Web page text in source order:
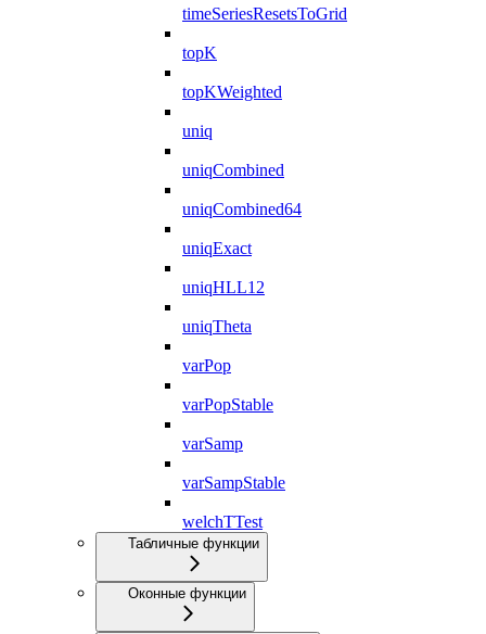
timeSeriesResetsToGrid
topK
topKWeighted
uniq
uniqCombined
uniqCombined64
uniqExact
uniqHLL12
uniqTheta
varPop
varPopStable
varSamp
varSampStable
welchTTest
Табличные функции
Оконные функции